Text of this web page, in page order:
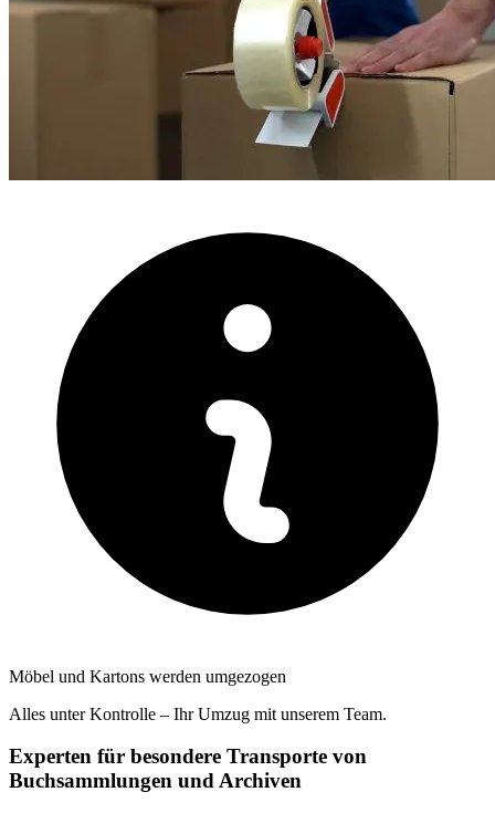
Möbel und Kartons werden umgezogen
Alles unter Kontrolle – Ihr Umzug mit unserem Team.
Experten für besondere Transporte von
Buchsammlungen und Archiven